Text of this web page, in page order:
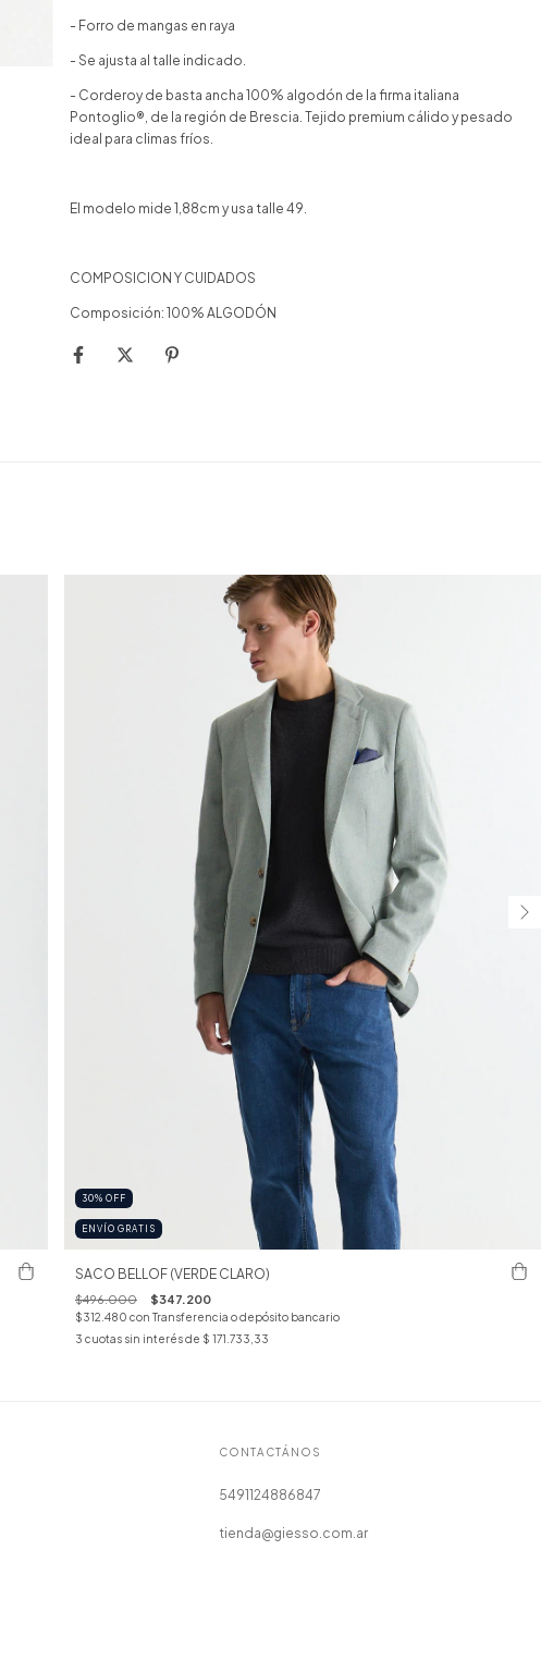
- Forro de mangas en raya
- Se ajusta al talle indicado.
- Corderoy de basta ancha 100% algodón de la firma italiana
Pontoglio®, de la región de Brescia. Tejido premium cálido y pesado
ideal para climas fríos.
El modelo mide 1,88cm y usa talle 49.
COMPOSICION Y CUIDADOS
Composición: 100% ALGODÓN
30% OFF
ENVÍO GRATIS
SACO BELLOF (VERDE CLARO)
$496.000 $347.200
$312.480 con Transferencia o depósito bancario
3 cuotas sin interés de $ 171.733,33
CONTACTÁNOS
5491124886847
tienda@giesso.com.ar